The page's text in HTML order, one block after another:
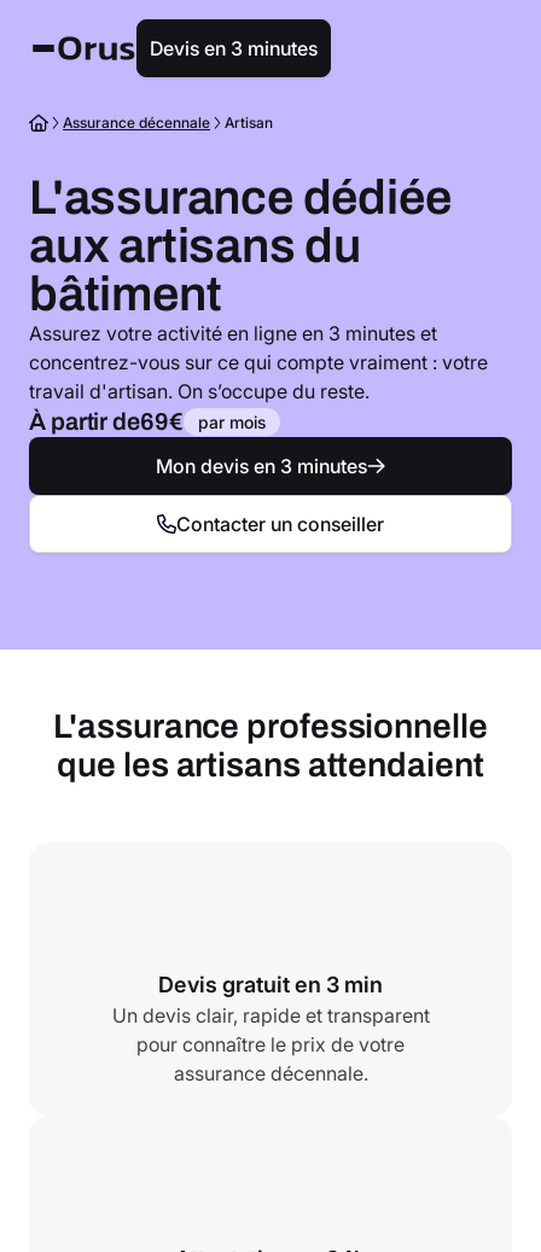
Devis en 3 minutes
Assurance décennale Artisan
L'assurance dédiée
aux artisans du
bâtiment
Assurez votre activité en ligne en 3 minutes et
concentrez-vous sur ce qui compte vraiment : votre
travail d'artisan. On s’occupe du reste.
À partir de69€ par mois
Mon devis en 3 minutes
Contacter un conseiller
L'assurance professionnelle
que les artisans attendaient
Devis gratuit en 3 min
Un devis clair, rapide et transparent
pour connaître le prix de votre
assurance décennale.